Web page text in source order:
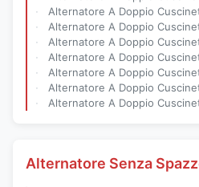
Alternatore A Doppio Cuscinetto Con Frequenza Di 50 Hz, Capacità
Alternatore A Doppio Cuscinetto A 50 Hz Con Tensione Nominale
Alternatore A Doppio Cuscinetto Con Capacità Nominale Da
Alternatore A Doppio Cuscinetto Con Intervallo Di Tensione 110v-480v AVR
Alternatore A Doppio Cuscinetto Raffreddato Ad Aria Con sx460 as440 AVR E
Alternatore A Doppio Cuscinetto Con Durata Di Vita Di 20 Anni 2 Anni Di
Alternatore A Doppio Cuscinetto Con Capacità
Alternatore Senza